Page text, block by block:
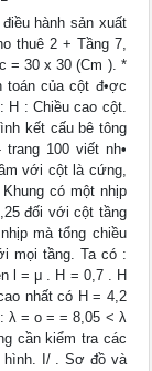
hành sản xuất
thuê 2 + Tầng 7,
= 30 x 30 (Cm ). *
toán của cột đ•ợc
H : Chiều cao cột.
kết cấu bê tông
100 viết nh•
với cột là cứng,
có một nhịp
đối với cột tầng
mà tổng chiều
mọi tầng. Ta có :
l = μ . H = 0,7 . H
nhất có H = 4,2
λ = o = = 8,05 < λ
cần kiểm tra các
hình. I/ . Sơ đồ và